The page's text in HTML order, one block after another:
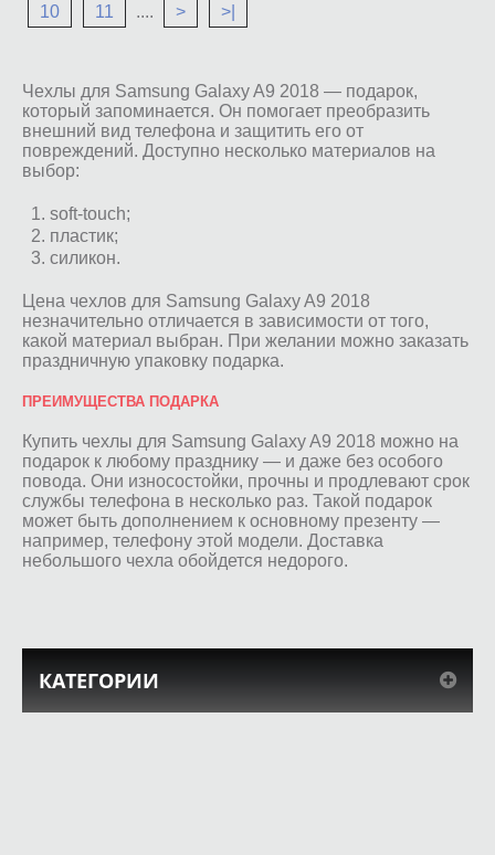
10
11 .... > >|
Чехлы для Samsung Galaxy A9 2018 — подарок,
который запоминается. Он помогает преобразить
внешний вид телефона и защитить его от
повреждений. Доступно несколько материалов на
выбор:
soft-touch;
пластик;
силикон.
Цена чехлов для Samsung Galaxy A9 2018
незначительно отличается в зависимости от того,
какой материал выбран. При желании можно заказать
праздничную упаковку подарка.
ПРЕИМУЩЕСТВА ПОДАРКА
Купить чехлы для Samsung Galaxy A9 2018 можно на
подарок к любому празднику — и даже без особого
повода. Они износостойки, прочны и продлевают срок
службы телефона в несколько раз. Такой подарок
может быть дополнением к основному презенту —
например, телефону этой модели. Доставка
небольшого чехла обойдется недорого.
КАТЕГОРИИ